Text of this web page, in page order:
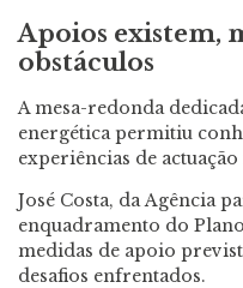
Apoios existem,
obstáculos
A mesa-redonda
energética permitiu
experiências de
José Costa, da Agência
enquadramento do
medidas de apoio
desafios enfrentados.